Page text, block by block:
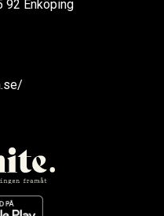
92 Enköping